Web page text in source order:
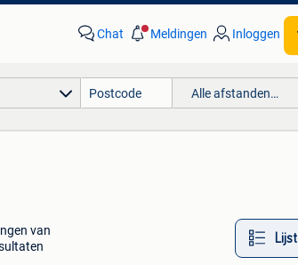
Chat Meldingen Inloggen
Alle afstanden…
van
Lijst